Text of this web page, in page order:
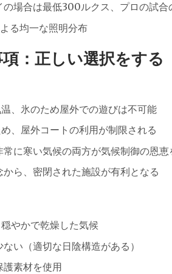
場合は最低300ルクス、プロの試合
る均一な照明分布
：正しい選択をする
、氷のため屋外での遊びは不可能
、屋外コートの利用が制限される
に寒い気候の両方が気候制御の恩恵
ら、密閉された施設が有利となる
やかで乾燥した気候
い（適切な日陰構造がある）
素材を使用